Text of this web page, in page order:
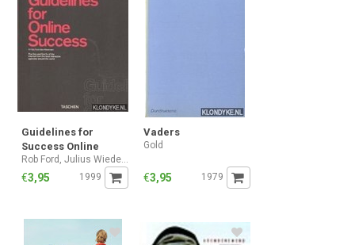
Guidelines for
Success Online
Rob Ford, Julius Wiedemann
€3,95 1999
Vaders
Gold
€3,95 1979